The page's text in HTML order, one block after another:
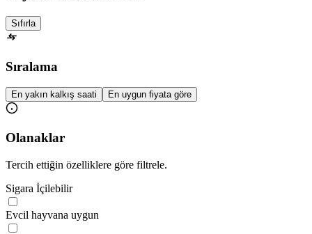
Sıfırla
Sıralama
En yakın kalkış saati En uygun fiyata göre
Olanaklar
Tercih ettiğin özelliklere göre filtrele.
Sigara İçilebilir
Evcil hayvana uygun